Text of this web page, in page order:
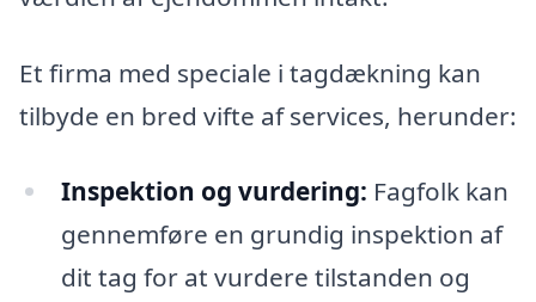
Et firma med speciale i tagdækning kan
tilbyde en bred vifte af services, herunder:
Inspektion og vurdering: Fagfolk kan
gennemføre en grundig inspektion af
dit tag for at vurdere tilstanden og